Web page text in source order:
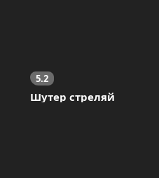
5.2
Шутер стреляй